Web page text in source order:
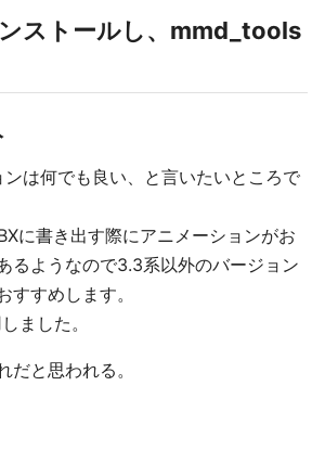
ストールし、mmd_tools
は何でも良い、と言いたいところで
に書き出す際にアニメーションがお
るようなので3.3系以外のバージョン
すすめします。
ました。
だと思われる。